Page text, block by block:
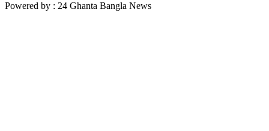
Powered by : 24 Ghanta Bangla News